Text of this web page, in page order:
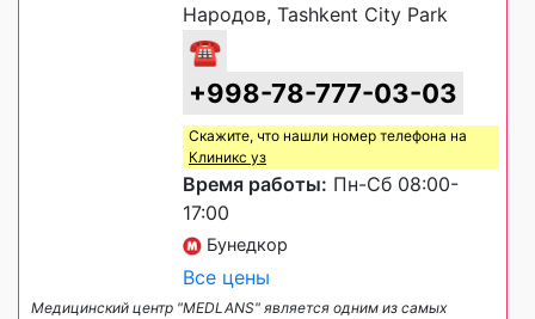
Народов, Tashkent City Park
☎
+998-78-777-03-03
Скажите, что нашли номер телефона на
Клиникс уз
Время работы: Пн-Сб 08:00-
17:00
Бунедкор
Все цены
Медицинский центр "MEDLANS" является одним из самых